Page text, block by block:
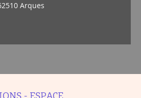
Arques